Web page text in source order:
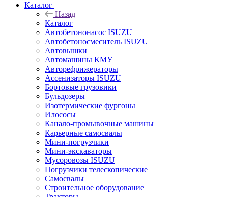
Каталог
Назад
Каталог
Автобетононасос ISUZU
Автобетоносмеситель ISUZU
Автовышки
Автомашины КМУ
Авторефрижераторы
Ассенизаторы ISUZU
Бортовые грузовики
Бульдозеры
Изотермические фургоны
Илососы
Канало-промывочные машины
Карьерные самосвалы
Мини-погрузчики
Мини-экскаваторы
Мусоровозы ISUZU
Погрузчики телескопические
Самосвалы
Строительное оборудование